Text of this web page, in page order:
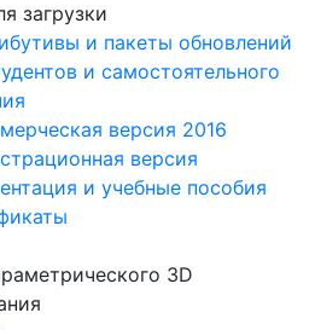
загрузки
и пакеты обновлений
и самостоятельного
версия 2016
версия
и учебные пособия
3D